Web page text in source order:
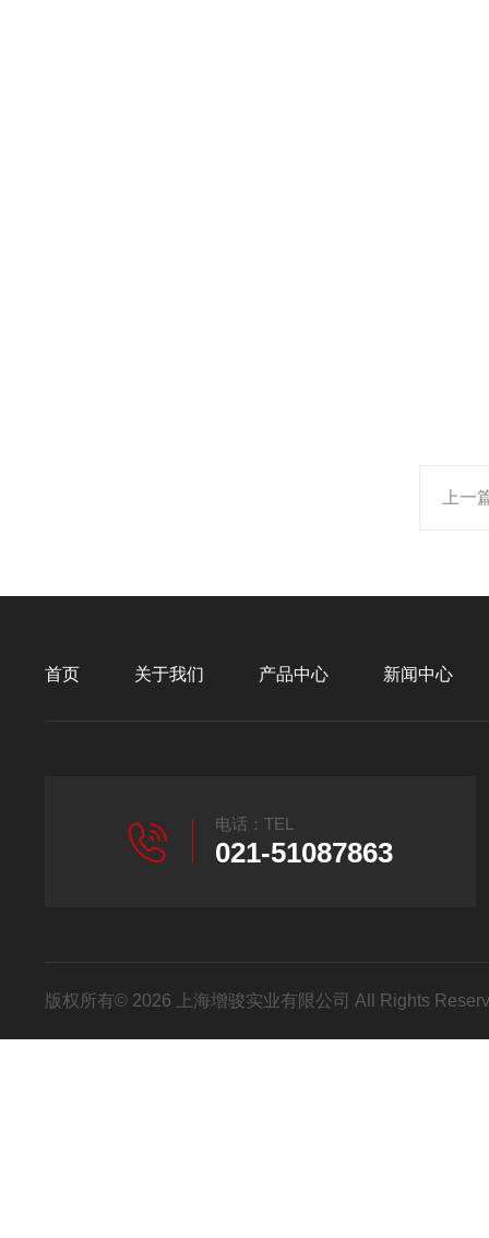
上一
首页 关于我们 产品中心 新闻中心
电话：TEL
021-51087863
版权所有© 2026 上海增骏实业有限公司 All Rights